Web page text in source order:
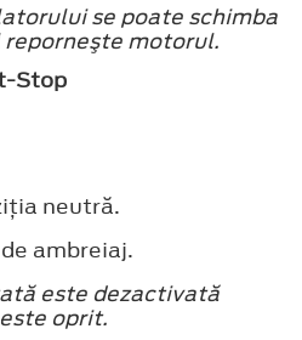
se poate schimba
motorul.
Stop
neutră.
ambreiaj.
este dezactivată
oprit.